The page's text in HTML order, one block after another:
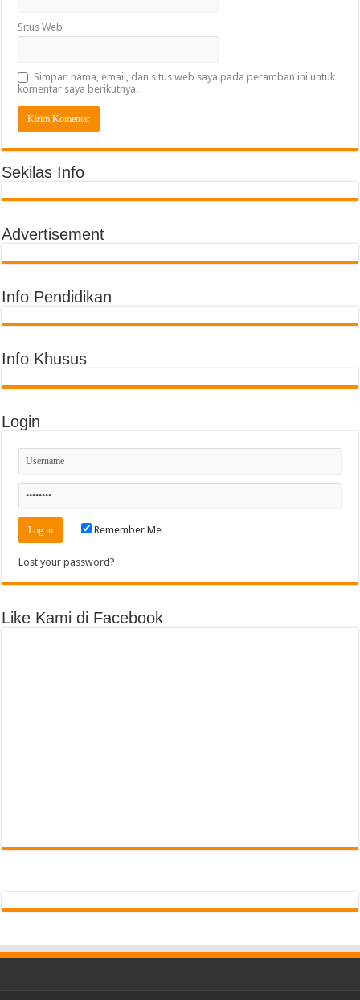
Situs Web
Simpan nama, email, dan situs web saya pada peramban ini untuk
komentar saya berikutnya.
Sekilas Info
Advertisement
Info Pendidikan
Info Khusus
Login
Remember Me
Lost your password?
Like Kami di Facebook